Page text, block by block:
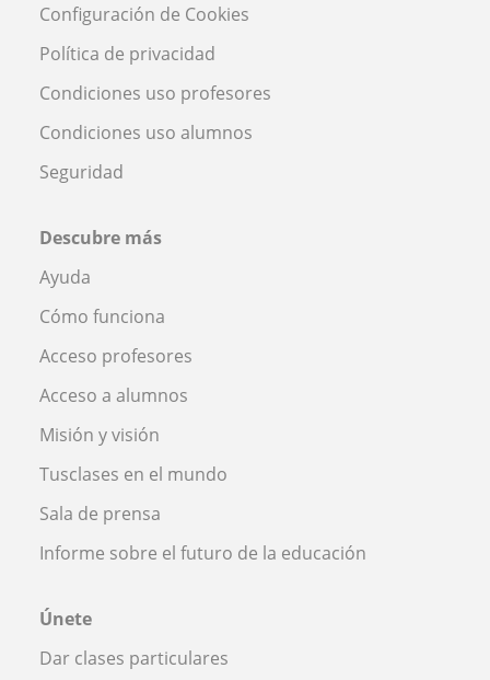
Configuración de Cookies
Política de privacidad
Condiciones uso profesores
Condiciones uso alumnos
Seguridad
Descubre más
Ayuda
Cómo funciona
Acceso profesores
Acceso a alumnos
Misión y visión
Tusclases en el mundo
Sala de prensa
Informe sobre el futuro de la educación
Únete
Dar clases particulares